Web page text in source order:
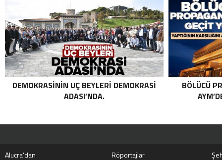
ORTAK OPERASYON! KIRMIZI
KATEGORIDEKI TERÖRIST NAZLI
TAŞPINAR ETKISIZ HALE GETIRILDI .
DEMOKRASININ UÇ BEYLERI DEMOKRASI
ADASI’NDA.
BÖLÜCÜ
Alucra’dan Röportajlar